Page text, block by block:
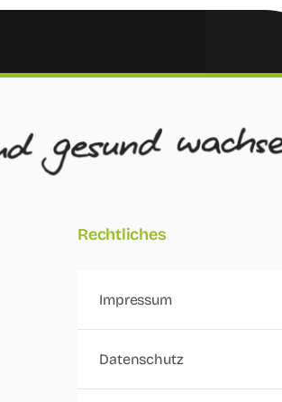
Rechtliches
Impressum
Datenschutz